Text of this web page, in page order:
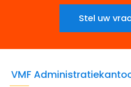
Stel uw
VMF